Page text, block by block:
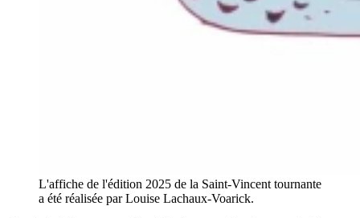
L'affiche de l'édition 2025 de la Saint-Vincent tournante
a été réalisée par Louise Lachaux-Voarick.